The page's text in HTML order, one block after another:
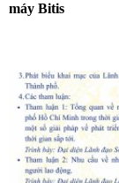
máy Bitis